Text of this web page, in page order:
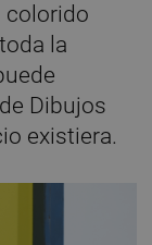
colorido
la
Dibujos
existiera.